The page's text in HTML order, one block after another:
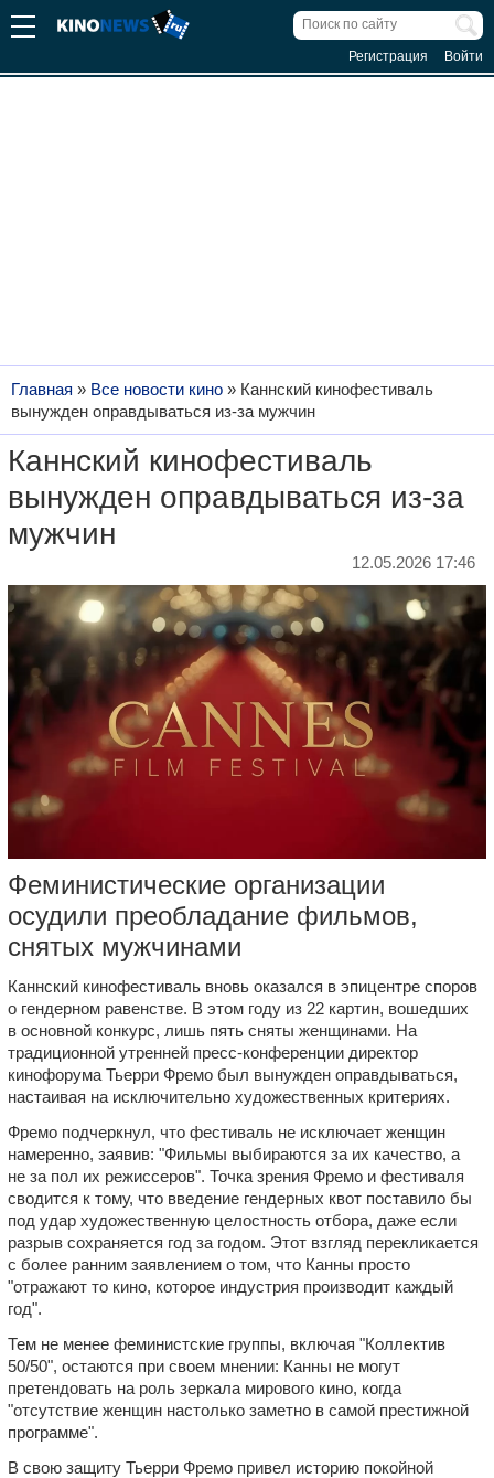
Регистрация Войти
Главная » Все новости кино » Каннский кинофестиваль
вынужден оправдываться из-за мужчин
Каннский кинофестиваль
вынужден оправдываться из-за
мужчин
12.05.2026 17:46
Феминистические организации
осудили преобладание фильмов,
снятых мужчинами
Каннский кинофестиваль вновь оказался в эпицентре споров
о гендерном равенстве. В этом году из 22 картин, вошедших
в основной конкурс, лишь пять сняты женщинами. На
традиционной утренней пресс-конференции директор
кинофорума Тьерри Фремо был вынужден оправдываться,
настаивая на исключительно художественных критериях.
Фремо подчеркнул, что фестиваль не исключает женщин
намеренно, заявив: "Фильмы выбираются за их качество, а
не за пол их режиссеров". Точка зрения Фремо и фестиваля
сводится к тому, что введение гендерных квот поставило бы
под удар художественную целостность отбора, даже если
разрыв сохраняется год за годом. Этот взгляд перекликается
с более ранним заявлением о том, что Канны просто
"отражают то кино, которое индустрия производит каждый
год".
Тем не менее феминистские группы, включая "Коллектив
50/50", остаются при своем мнении: Канны не могут
претендовать на роль зеркала мирового кино, когда
"отсутствие женщин настолько заметно в самой престижной
программе".
В свою защиту Тьерри Фремо привел историю покойной